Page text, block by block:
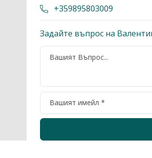
+359895803009
Задайте въпрос на